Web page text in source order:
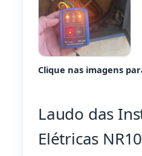
Clique nas imagens
Laudo das
Elétricas NR10